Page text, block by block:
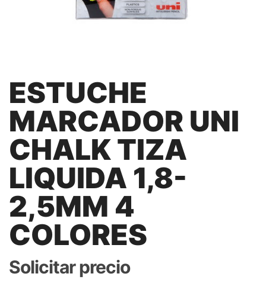
ESTUCHE
MARCADOR UNI
CHALK TIZA
LIQUIDA 1,8-
2,5MM 4
COLORES
Solicitar precio